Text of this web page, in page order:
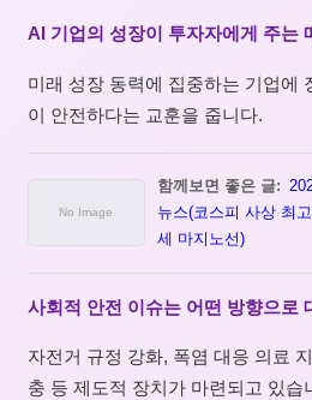
AI 기업의 성장이 투자자에게 주는
미래 성장 동력에 집중하는 기업에
이 안전하다는 교훈을 줍니다.
함께보면 좋은 글:
뉴스(코스피 사상 최
세 마지노선)
사회적 안전 이슈는 어떤 방향으로
자전거 규정 강화, 폭염 대응 의료
충 등 제도적 장치가 마련되고 있습